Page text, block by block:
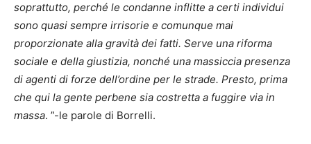
soprattutto, perché le condanne inflitte a certi individui
sono quasi sempre irrisorie e comunque mai
proporzionate alla gravità dei fatti. Serve una riforma
sociale e della giustizia, nonché una massiccia presenza
di agenti di forze dell’ordine per le strade. Presto, prima
che qui la gente perbene sia costretta a fuggire via in
massa. ”-le parole di Borrelli.